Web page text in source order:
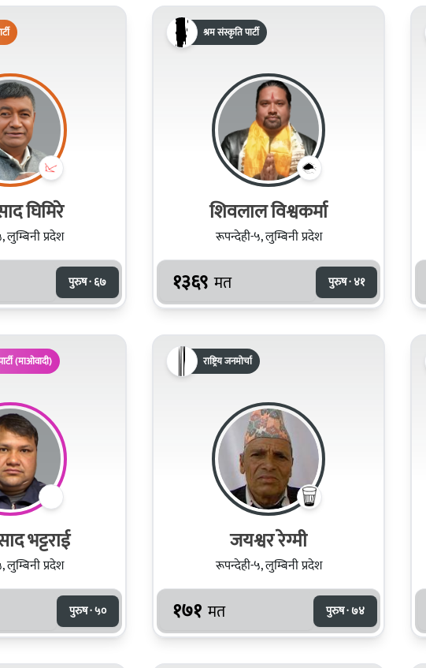
घिमिरे
लुम्बिनी प्रदेश
पुरुष · ६७
श्रम संस्कृति पार्टी
शिवलाल विश्वकर्मा
रूपन्देही-५, लुम्बिनी प्रदेश
१३६९ मत पुरुष · ४१
(माओवादी)
भट्टराई
लुम्बिनी प्रदेश
पुरुष · ५०
राष्ट्रिय जनमोर्चा
जयश्वर रेग्मी
रूपन्देही-५, लुम्बिनी प्रदेश
१७१ मत पुरुष · ७४